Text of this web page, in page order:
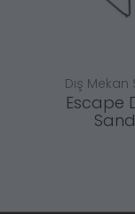
Dış
Escape